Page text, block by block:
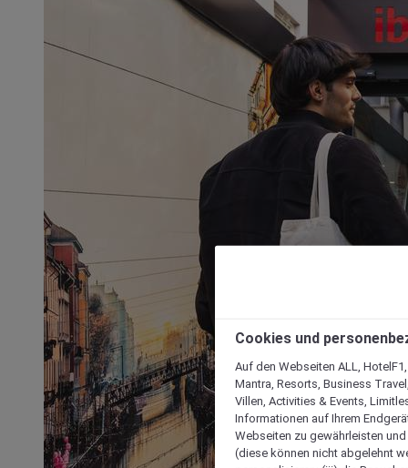
Cookies und
Auf den Webseiten ALL,
Mantra, Resorts, Business
Villen, Activities & Events,
Informationen auf Ihrem
Webseiten zu gewährleisten
(diese können nicht abgelehnt